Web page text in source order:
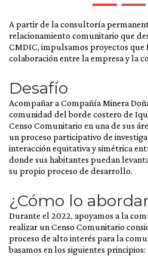
A partir de la consultoría
relacionamiento comunitario que
CMDIC, impulsamos proyectos que
colaboración entre la empresa y la
Desafío
Acompañar a Compañía Minera
comunidad del borde costero de
Censo Comunitario en una de sus
un proceso participativo de
interacción equitativa y simétrica
donde sus habitantes puedan
su propio proceso de desarrollo.
¿Cómo lo
Durante el 2022, apoyamos a la
realizar un Censo Comunitario
proceso de alto interés para la
basamos en los siguientes principios: